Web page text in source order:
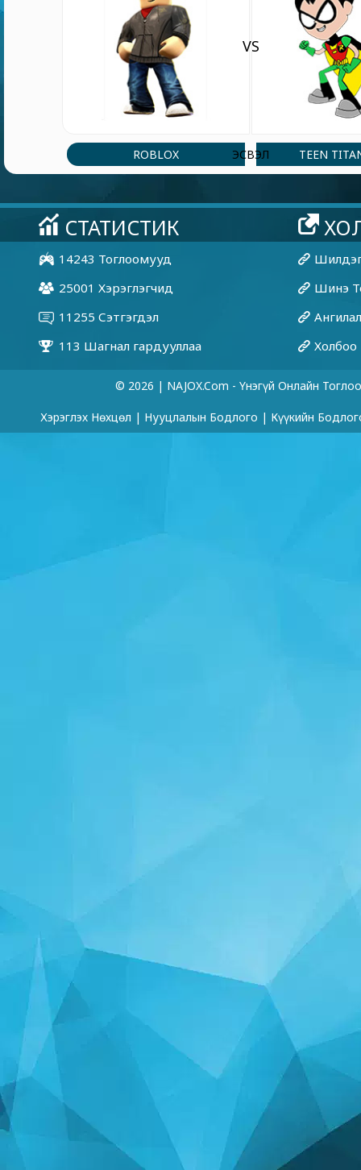
ROBLOX
VS
ЭСВЭЛ TEEN
© 2026 | NAJOX.com - Үнэгүй Онлайн
Хэрэглэх Нөхцөл | Нууцлалын Бодлого | Күүкийн